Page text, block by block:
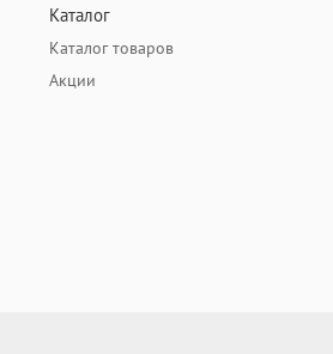
Каталог
Каталог товаров
Акции